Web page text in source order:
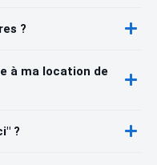
?
à ma location de
?